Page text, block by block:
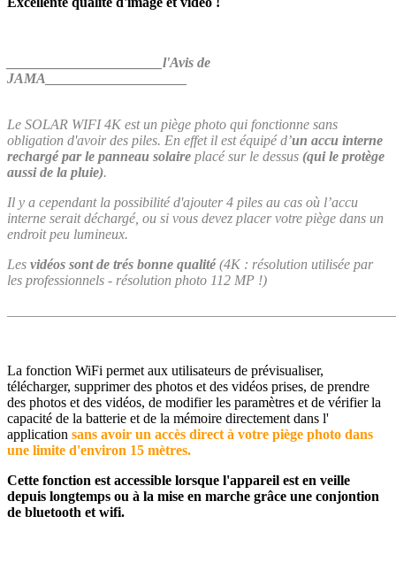
l'Avis de
JAMA
Le SOLAR WIFI 4K est un piège photo qui fonctionne sans
obligation d'avoir des piles. En effet il est équipé d’un accu interne
rechargé par le panneau solaire placé sur le dessus (qui le protège
aussi de la pluie).
Il y a cependant la possibilité d'ajouter 4 piles au cas où l’accu
interne serait déchargé, ou si vous devez placer votre piège dans un
endroit peu lumineux.
Les vidéos sont de trés bonne qualité(4K : résolution utilisée par
les professionnels - résolution photo 112 MP !)
La fonction WiFi permet aux utilisateurs de prévisualiser,
télécharger, supprimer des photos et des vidéos prises, de prendre
des photos et des vidéos, de modifier les paramètres et de vérifier la
capacité de la batterie et de la mémoire directement dans l'
application sans avoir un accès direct à votre piège photo dans
une limite d'environ 15 mètres.
Cette fonction est accessible lorsque l'appareil est en veille
depuis longtemps ou à la mise en marche grâce une conjontion
de bluetooth et wifi.